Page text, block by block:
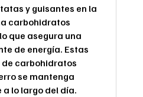
y guisantes en la
carbohidratos
que asegura una
de energía. Estas
carbohidratos
se mantenga
lo largo del día.